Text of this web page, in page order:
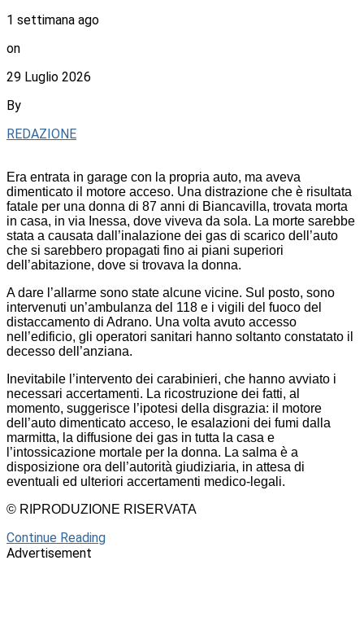
1 settimana ago
on
29 Luglio 2026
By
REDAZIONE
Era entrata in garage con la propria auto, ma aveva
dimenticato il motore acceso. Una distrazione che è risultata
fatale per una donna di 87 anni di Biancavilla, trovata morta
in casa, in via Inessa, dove viveva da sola. La morte sarebbe
stata a causata dall’inalazione dei gas di scarico dell’auto
che si sarebbero propagati fino ai piani superiori
dell’abitazione, dove si trovava la donna.
A dare l’allarme sono state alcune vicine. Sul posto, sono
intervenuti un’ambulanza del 118 e i vigili del fuoco del
distaccamento di Adrano. Una volta avuto accesso
nell’edificio, gli operatori sanitari hanno soltanto constatato il
decesso dell’anziana.
Inevitabile l’intervento dei carabinieri, che hanno avviato i
necessari accertamenti. La ricostruzione dei fatti, al
momento, suggerisce l’ipotesi della disgrazia: il motore
dell’auto dimenticato acceso, le esalazioni dei fumi dalla
marmitta, la diffusione dei gas in tutta la casa e
l’intossicazione mortale per la donna. La salma è a
disposizione ora dell’autorità giudiziaria, in attesa di
eventuali ed ulteriori accertamenti medico-legali.
© RIPRODUZIONE RISERVATA
Continue Reading
Advertisement